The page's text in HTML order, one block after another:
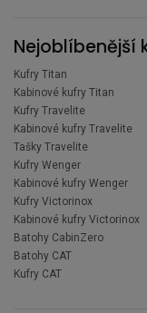
Nejoblíbenější
Kufry Titan
Kabinové kufry Titan
Kufry Travelite
Kabinové kufry Travelite
Tašky Travelite
Kufry Wenger
Kabinové kufry Wenger
Kufry Victorinox
Kabinové kufry Victorinox
Batohy CabinZero
Batohy CAT
Kufry CAT